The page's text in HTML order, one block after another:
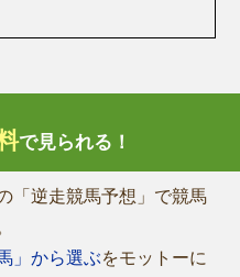
で見られる！
「逆走競馬予想」で競馬
」から選ぶをモットーに